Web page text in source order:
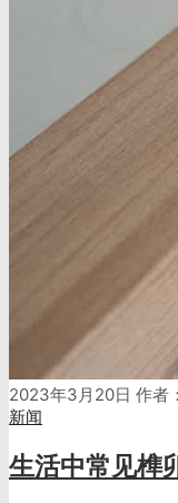
2023年3月20日 作者：
新闻
生活中常见榫